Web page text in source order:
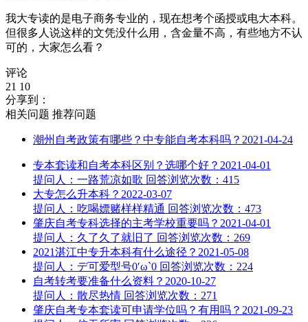
我大专读的是电子商务专业的，现在想考个函授或电大本科。
但很多人说这样的文凭没什么用，含金量不高，有些地方不认
可的，大家怎么看？
评论
21 10
分享到：
相关问题 推荐问题
潮州自考政策有哪些？中专能自考本科吗？ 2021-04-24
专本套读和自考本科区别？选哪个好？ 2021-04-01
提问人：一路荒凉如歌 回答浏览次数：415
大专怎么升本科？ 2022-03-07
提问人：吃喝嫖赌样样精通 回答浏览次数：473
肇庆自考专科选择的主考学校重要吗？ 2021-04-01
提问人：久了久了就旧了 回答浏览次数：269
2021湛江中专升本科有什么途径？ 2021-05-08
提问人：デ可爱型号0′ω`0 回答浏览次数：224
自考转考要准备什么资料？ 2020-10-27
提问人：散尽热情 回答浏览次数：271
肇庆自考专本套读可申请学位吗？有用吗？ 2021-09-23